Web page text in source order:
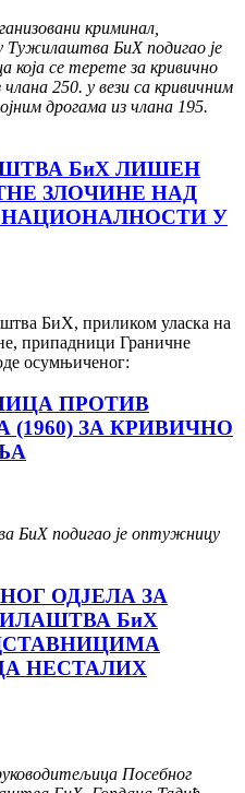
криминал,
Тужилаштва БиХ подигао је
се терете за кривично
250. у вези са кривичним
дрогама из члана 195.
БиХ ЛИШЕН
ЗЛОЧИНЕ НАД
У
БиХ, приликом уласка на
припадници Граничне
осумњиченог:
ПРОТИВ
ЗА КРИВИЧНО
БиХ подигао је оптужницу
ОДЈЕЛА ЗА
БиХ
НЕСТАЛИХ
Посебног